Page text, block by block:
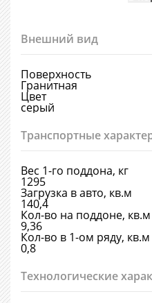
Внешний вид
Поверхность
Гранитная
Цвет
серый
Транспортные
Вес 1-го поддона, кг
1295
Загрузка в авто, кв.м
140,4
Кол-во на поддоне, кв.м
9,36
Кол-во в 1-ом ряду, кв.м
0,8
Технологические